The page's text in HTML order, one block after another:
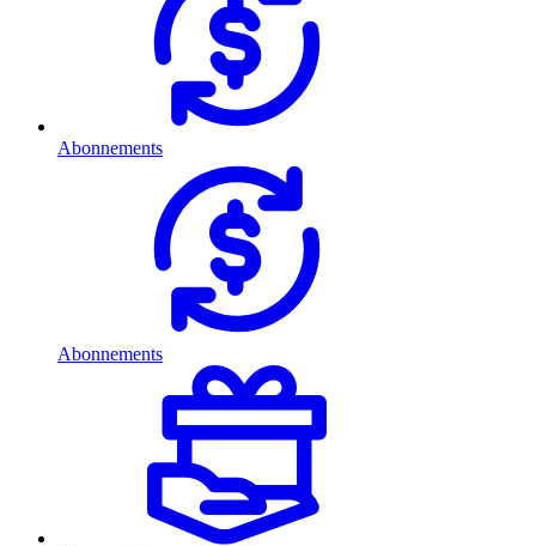
Abonnements
Abonnements